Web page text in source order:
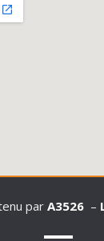
par A3526 –